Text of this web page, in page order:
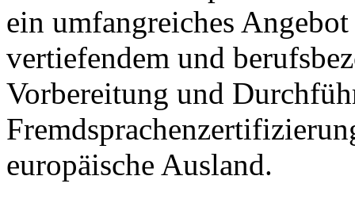
ein umfangreiches Angebot
vertiefendem und
Vorbereitung und
europäische Ausland.